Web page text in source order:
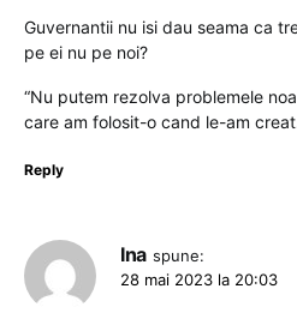
Guvernantii nu isi dau seama ca
pe ei nu pe noi?
“Nu putem rezolva problemele
care am folosit-o cand le-am
Reply
Ina spune:
28 mai 2023 la 20:03